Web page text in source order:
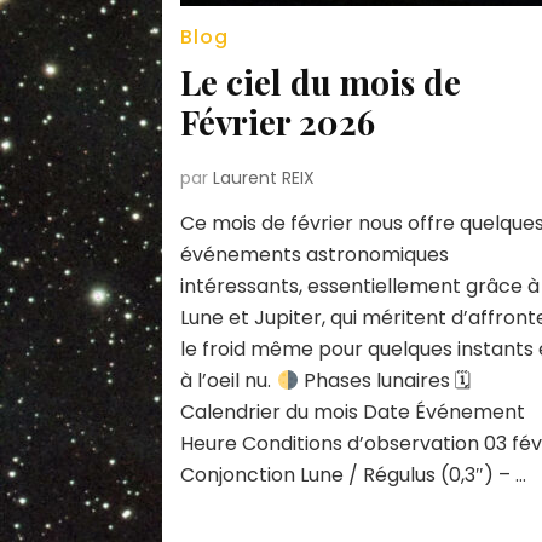
Blog
Le ciel du mois de
Février 2026
parLaurent REIX
Ce mois de février nous offre quelques
événements astronomiques
intéressants, essentiellement grâce
Lune et Jupiter, qui méritent
le froid même pour quelques instants
à l’oeil nu.
Phases lunaires 🗓
Calendrier du mois Date Événement
Heure Conditions d’observation 03
Conjonction Lune / Régulus (0,3″) – …